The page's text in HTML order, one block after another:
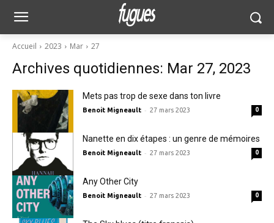
Accueil 2023 Mar 27
Archives quotidiennes: Mar 27, 2023
Mets pas trop de sexe dans ton livre
Benoit Migneault - 27 mars 2023 0
Nanette en dix étapes : un genre de mémoires
Benoit Migneault - 27 mars 2023 0
Any Other City
Benoit Migneault - 27 mars 2023 0